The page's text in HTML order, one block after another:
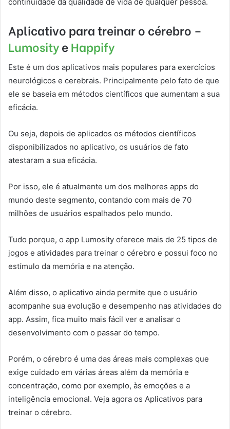
Aplicativo para treinar o cérebro –
LumosityeHappify
Este é um dos aplicativos mais populares para exercícios
neurológicos e cerebrais. Principalmente pelo fato de que
ele se baseia em métodos científicos que aumentam a sua
eficácia.
Ou seja, depois de aplicados os métodos científicos
disponibilizados no aplicativo, os usuários de fato
atestaram a sua eficácia.
Por isso, ele é atualmente um dos melhores apps do
mundo deste segmento, contando com mais de 70
milhões de usuários espalhados pelo mundo.
Tudo porque, o app Lumosity oferece mais de 25 tipos de
jogos e atividades para treinar o cérebro e possui foco no
estímulo da memória e na atenção.
Além disso, o aplicativo ainda permite que o usuário
acompanhe sua evolução e desempenho nas atividades do
app. Assim, fica muito mais fácil ver e analisar o
desenvolvimento com o passar do tempo.
Porém, o cérebro é uma das áreas mais complexas que
exige cuidado em várias áreas além da memória e
concentração, como por exemplo, às emoções e a
inteligência emocional. Veja agora os Aplicativos para
treinar o cérebro.